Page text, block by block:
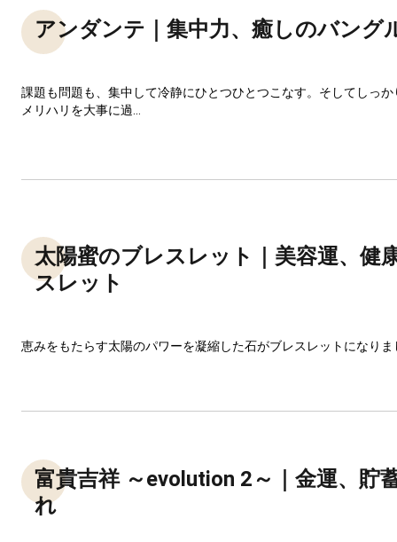
アンダンテ｜集中力、癒しのバング
課題も問題も、集中して冷静にひとつひとつこなす。そしてしっ
メリハリを大事に過...
太陽蜜のブレスレット｜美容運、健
スレット
恵みをもたらす太陽のパワーを凝縮した石がブレスレットになりま
富貴吉祥 ～evolution 2～｜金運、貯
れ